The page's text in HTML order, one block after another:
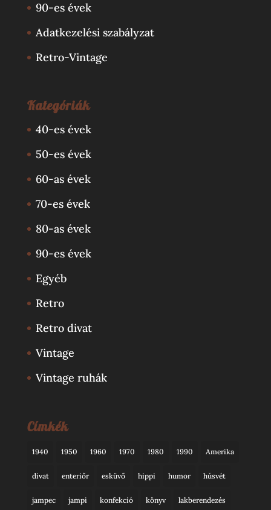
90-es évek
Adatkezelési szabályzat
Retro-Vintage
Kategóriák
40-es évek
50-es évek
60-as évek
70-es évek
80-as évek
90-es évek
Egyéb
Retro
Retro divat
Vintage
Vintage ruhák
Címkék
1940 1950 1960 1970 1980 1990 Amerika
divat enteriőr esküvő hippi humor húsvét
jampec jampi konfekció könyv lakberendezés